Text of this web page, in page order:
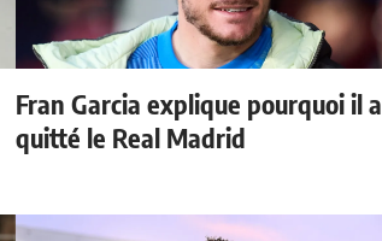
Fran Garcia explique pourquoi il a
quitté le Real Madrid